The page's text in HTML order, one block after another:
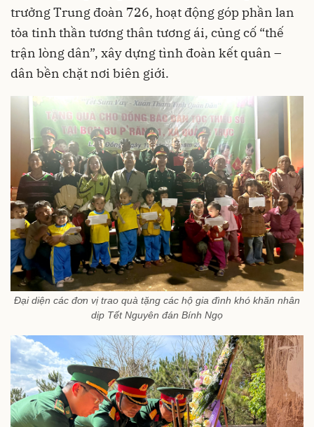
trưởng Trung đoàn 726, hoạt động góp phần lan
tỏa tinh thần tương thân tương ái, củng cố “thế
trận lòng dân”, xây dựng tình đoàn kết quân –
dân bền chặt nơi biên giới.
Đại diện các đơn vị trao quà tặng các hộ gia đình khó khăn nhân
dịp Tết Nguyên đán Bính Ngọ